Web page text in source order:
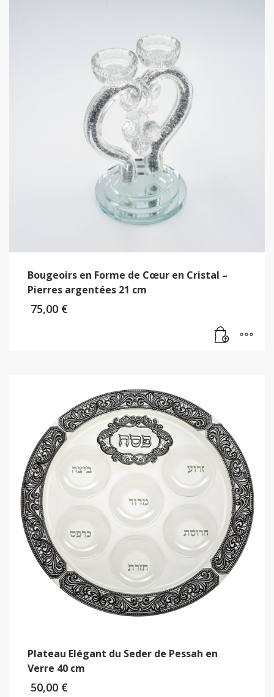
Bougeoirs en Forme de Cœur en Cristal –
Pierres argentées 21 cm
75,00 €
Plateau Elégant du Seder de Pessah en
Verre 40 cm
50,00 €